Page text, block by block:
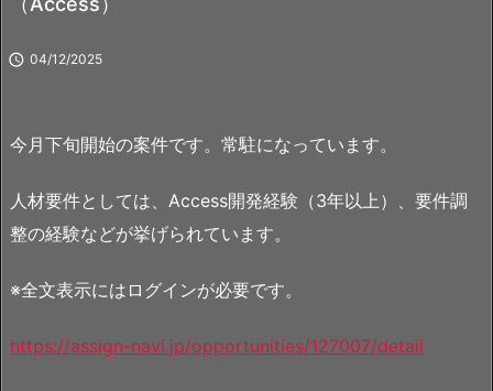
 04/12/2025
今月下旬開始の案件です。常駐になっています。
人材要件としては、Access開発経験（3年以上）、要件調
整の経験などが挙げられています。
※全文表示にはログインが必要です。
https://assign-navi.jp/opportunities/127007/detail